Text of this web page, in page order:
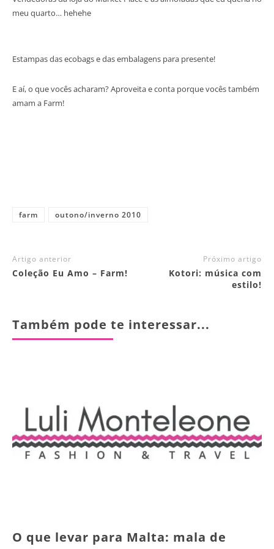
meu quarto… hehehe
Estampas das ecobags e das embalagens para presente!
E aí, o que vocês acharam? Aproveita e conta porque vocês também
amam a Farm!
farm outono/inverno 2010
Artigo anterior
Coleção Eu Amo – Farm!
Próximo artigo
Kotori: música com
estilo!
Também pode te interessar...
O que levar para Malta: mala de